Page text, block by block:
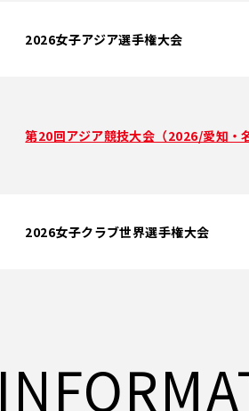
2026女子アジア選手権大会
第20回アジア競技大会（2026/愛知・
2026女子クラブ世界選手権大会